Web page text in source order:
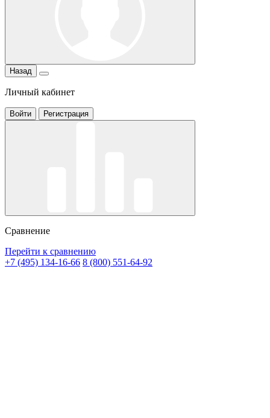
Назад
Личный кабинет
Войти Регистрация
Сравнение
Перейти к сравнению
+7 (495) 134-16-66 8 (800) 551-64-92